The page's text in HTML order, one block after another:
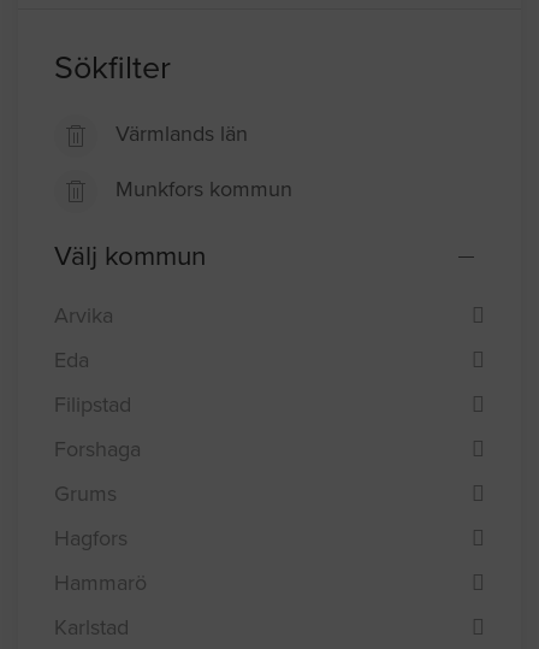
Sökfilter
Värmlands län
Munkfors kommun
Välj kommun
Arvika
Eda
Filipstad
Forshaga
Grums
Hagfors
Hammarö
Karlstad